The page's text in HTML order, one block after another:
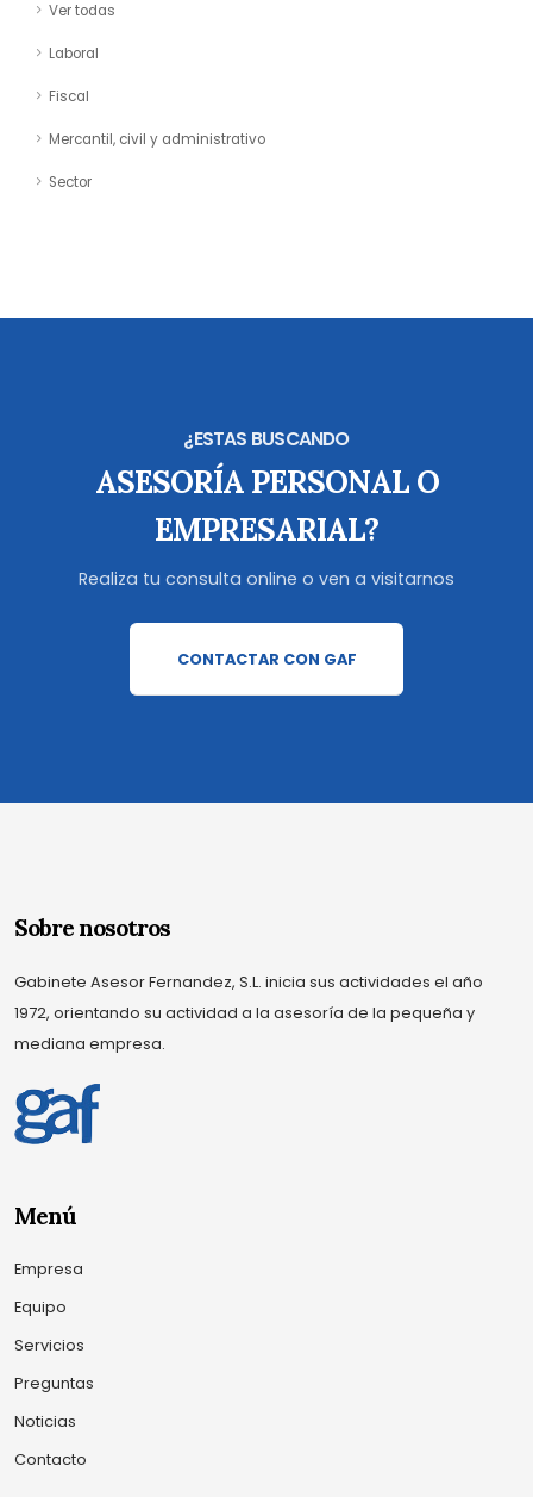
Ver todas
Laboral
Fiscal
Mercantil, civil y administrativo
Sector
¿ESTAS BUSCANDO
ASESORÍA PERSONAL O
EMPRESARIAL?
Realiza tu consulta online o ven a visitarnos
CONTACTAR CON GAF
Sobre nosotros
Gabinete Asesor Fernandez, S.L. inicia sus actividades el año
1972, orientando su actividad a la asesoría de la pequeña y
mediana empresa.
Menú
Empresa
Equipo
Servicios
Preguntas
Noticias
Contacto